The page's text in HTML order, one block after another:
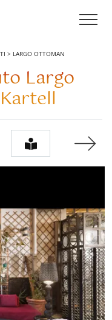
> LARGO OTTOMAN
Largo